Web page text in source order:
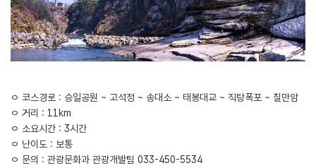
ㅇ 코스경로 : 승일공원 ~ 고석정 ~ 송대소 ~ 태봉대교 ~ 직탕폭포 ~ 칠만암
ㅇ 거리 : 11km
ㅇ 소요시간 : 3시간
ㅇ 난이도 : 보통
ㅇ 문의 : 관광문화과 관광개발팀 033-450-5534